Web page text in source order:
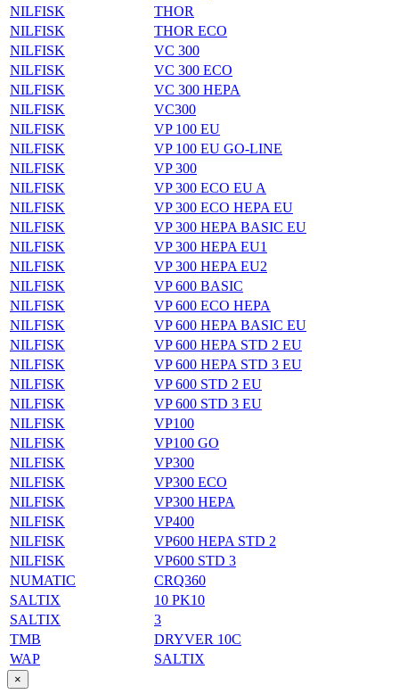
NILFISK
THOR
NILFISK
THOR ECO
NILFISK
VC 300
NILFISK
VC 300 ECO
NILFISK
VC 300 HEPA
NILFISK
VC300
NILFISK
VP 100 EU
NILFISK
VP 100 EU GO-LINE
NILFISK
VP 300
NILFISK
VP 300 ECO EU A
NILFISK
VP 300 ECO HEPA EU
NILFISK
VP 300 HEPA BASIC EU
NILFISK
VP 300 HEPA EU1
NILFISK
VP 300 HEPA EU2
NILFISK
VP 600 BASIC
NILFISK
VP 600 ECO HEPA
NILFISK
VP 600 HEPA BASIC EU
NILFISK
VP 600 HEPA STD 2 EU
NILFISK
VP 600 HEPA STD 3 EU
NILFISK
VP 600 STD 2 EU
NILFISK
VP 600 STD 3 EU
NILFISK
VP100
NILFISK
VP100 GO
NILFISK
VP300
NILFISK
VP300 ECO
NILFISK
VP300 HEPA
NILFISK
VP400
NILFISK
VP600 HEPA STD 2
NILFISK
VP600 STD 3
NUMATIC
CRQ360
SALTIX
10 PK10
SALTIX
3
TMB
DRYVER 10C
WAP
SALTIX
×